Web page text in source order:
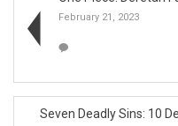
February 21, 2023